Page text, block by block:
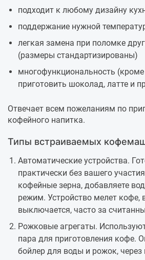
подходит к любому дизайну
поддержание нужной
легкая замена при поломке
(размеры стандартизированы)
многофункциональность
приготовить шоколад, латте и
Отвечает всем пожеланиям по
кофейного напитка.
Типы встраиваемых
Автоматические устройства.
практически без вашего
кофейные зерна, добавляете
режим. Устройство мелет кофе,
выключается, часто за
Рожковые агрегаты.
пара для приготовления кофе.
бойлер для воды и рожок,